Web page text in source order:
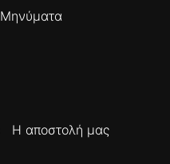
Μηνύματα
Η αποστολή μας